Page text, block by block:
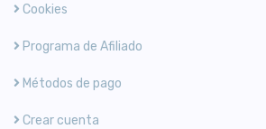
Cookies
Programa de Afiliado
Métodos de pago
Crear cuenta